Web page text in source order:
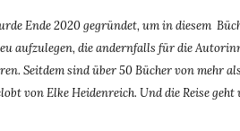
Ende 2020 gegründet, um in diesem
aufzulegen, die andernfalls für die
Seitdem sind über 50 Bücher von mehr
von Elke Heidenreich. Und die Reise